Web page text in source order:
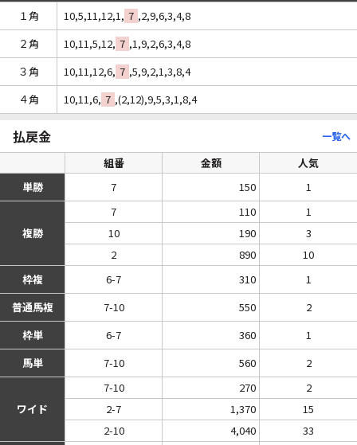
１角
10,5,11,12,1, 7 ,2,9,6,3,4,8
２角
10,11,5,12, 7 ,1,9,2,6,3,4,8
３角
10,11,12,6, 7 ,5,9,2,1,3,8,4
４角
10,11,6, 7 ,(2,12),9,5,3,1,8,4
払戻金 一覧へ
組番 金額
人気
単勝
7 150 1
複勝
7 110
1
10
190
3
2
890
10
枠複
6-7 310
1
普通馬複
7-10 550
2
枠単
6-7 360
1
馬単
7-10 560 2
ワイド
7-10 270
2
2-7
1,370
15
2-10
4,040 33